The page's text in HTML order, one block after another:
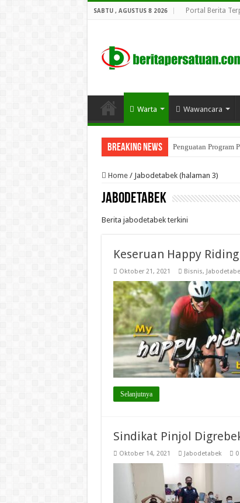
SABTU , AGUSTUS 8 2026 Portal Berita
Warta Wawancara
Breaking News Penguatan Program
Home / Jabodetabek (halaman 3)
Jabodetabek
Berita jabodetabek terkini
Keseruan Happy
Oktober 21, 2021 Bisnis,
Selanjutnya
Sindikat Pinjol
Oktober 14, 2021 Jabodetabek